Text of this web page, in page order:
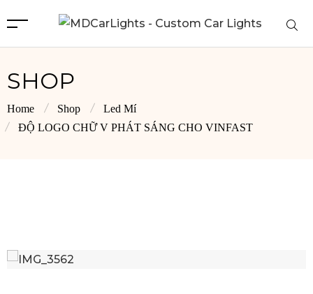
SHOP
Home Shop
Led Mí
ĐỘ LOGO CHỮ V PHÁT SÁNG CHO VINFAST